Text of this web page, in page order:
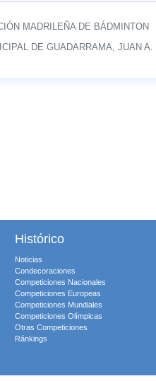
MADRILEÑA DE BÁDMINTON
DE GUADARRAMA, JUAN A.
Histórico
Noticias
Condecoraciones
Competiciones Nacionales
Competiciones Europeas
Competiciones Mundiales
Competiciones Olímpicas
Otras Competiciones
Ránkings